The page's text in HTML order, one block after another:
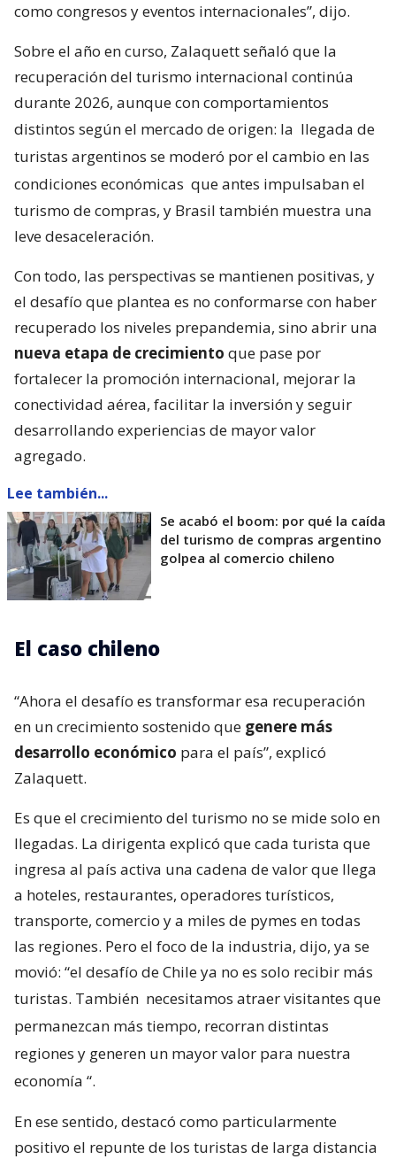
como congresos y eventos internacionales”, dijo.
Sobre el año en curso, Zalaquett señaló que la
recuperación del turismo internacional continúa
durante 2026, aunque con comportamientos
distintos según el mercado de origen: la llegada de
turistas argentinos se moderó por el cambio en las
condiciones económicas que antes impulsaban el
turismo de compras, y Brasil también muestra una
leve desaceleración.
Con todo, las perspectivas se mantienen positivas, y
el desafío que plantea es no conformarse con haber
recuperado los niveles prepandemia, sino abrir una
nueva etapa de crecimiento que pase por
fortalecer la promoción internacional, mejorar la
conectividad aérea, facilitar la inversión y seguir
desarrollando experiencias de mayor valor
agregado.
Lee también...
Se acabó el boom: por qué la caída
del turismo de compras argentino
golpea al comercio chileno
El caso chileno
“Ahora el desafío es transformar esa recuperación
en un crecimiento sostenido que genere más
desarrollo económico para el país”, explicó
Zalaquett.
Es que el crecimiento del turismo no se mide solo en
llegadas. La dirigenta explicó que cada turista que
ingresa al país activa una cadena de valor que llega
a hoteles, restaurantes, operadores turísticos,
transporte, comercio y a miles de pymes en todas
las regiones. Pero el foco de la industria, dijo, ya se
movió: “el desafío de Chile ya no es solo recibir más
turistas. También necesitamos atraer visitantes que
permanezcan más tiempo, recorran distintas
regiones y generen un mayor valor para nuestra
economía “.
En ese sentido, destacó como particularmente
positivo el repunte de los turistas de larga distancia